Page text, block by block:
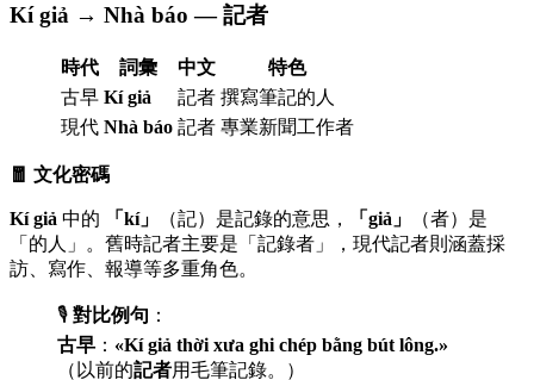
Kí giả → Nhà báo — 記者
時代 詞彙 中文
特色
古早 Kí giả 記者 撰寫筆記的人
現代 Nhà báo 記者 專業新聞工作者
🧧 文化密碼
Kí giả 中的 「kí」 （記）是記錄的意思， 「giả」
（者）是
「的人」。舊時記者主要是「記錄者」，現代記者則涵蓋採
訪、寫作、報導等多重角色。
🎙️ 對比例句 ：
古早 ： «Kí giả thời xưa ghi chép bằng bút lông.»
（以前的記者用毛筆記錄。）